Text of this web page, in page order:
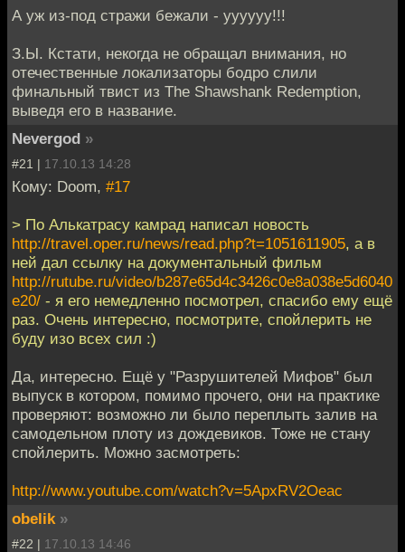
А уж из-под стражи бежали - уууууу!!!
З.Ы. Кстати, некогда не обращал внимания, но
отечественные локализаторы бодро слили
финальный твист из The Shawshank Redemption,
выведя его в название.
Nevergod »
#21 | 17.10.13 14:28
Кому: Doom, #17
> По Алькатрасу камрад написал новость
http://travel.oper.ru/news/read.php?t=1051611905, а в
ней дал ссылку на документальный фильм
http://rutube.ru/video/b287e65d4c3426c0e8a038e5d6040
e20/ - я его немедленно посмотрел, спасибо ему ещё
раз. Очень интересно, посмотрите, спойлерить не
буду изо всех сил :)
Да, интересно. Ещё у "Разрушителей Мифов" был
выпуск в котором, помимо прочего, они на практике
проверяют: возможно ли было переплыть залив на
самодельном плоту из дождевиков. Тоже не стану
спойлерить. Можно засмотреть:
http://www.youtube.com/watch?v=5ApxRV2Oeac
obelik »
#22 | 17.10.13 14:46